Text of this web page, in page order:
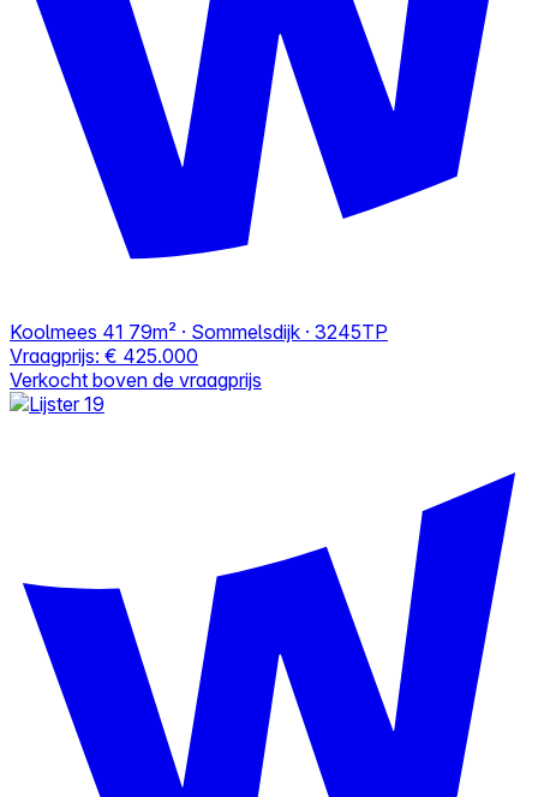
Koolmees 41 79m² · Sommelsdijk · 3245TP
Vraagprijs: € 425.000
Verkocht boven de vraagprijs